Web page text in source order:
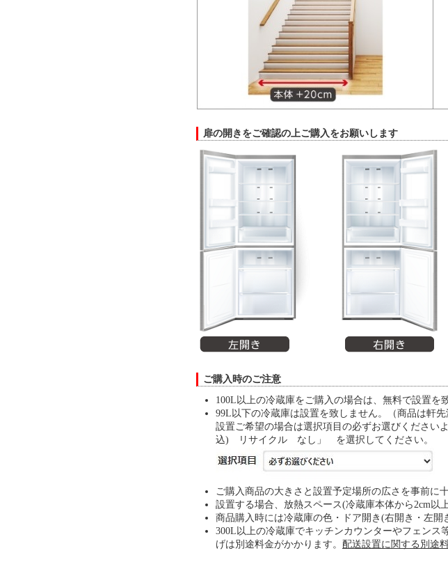
扉の開きをご確認の上ご購入をお願いします
ご購入時のご注意
100L以上の冷蔵庫をご購入の場合は、無料で設置を
99L以下の冷蔵庫は設置を致しません。（商品は軒先
設置ご希望の場合は選択項目の必ずお選びくだ
込) リサイクル なし」 を選択してください。
ご購入商品の大きさと設置予定場所の広さを事前に
設置する場合、放熱スペース(冷蔵庫本体から2cm以
商品購入時には冷蔵庫の色・ドア開き(右開き・左開
300L以上の冷蔵庫でキッチンカウンターやフェン
げは別途料金がかかります。 配送設置に関する別途